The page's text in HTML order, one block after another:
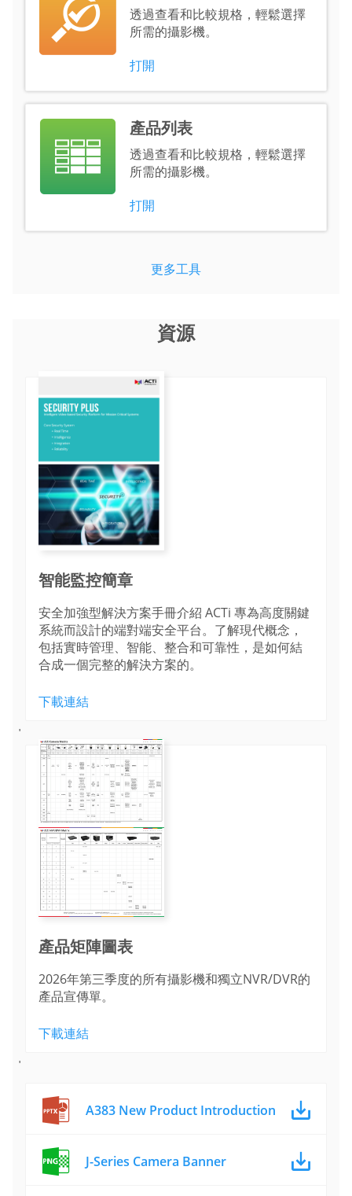
透過查看和比較規格，輕鬆選擇
所需的攝影機。
打開
產品列表
透過查看和比較規格，輕鬆選擇
所需的攝影機。
打開
更多工具
資源
智能監控簡章
安全加強型解決方案手冊介紹 ACTi 專為高度關鍵
系統而設計的端對端安全平台。了解現代概念，
包括實時管理、智能、整合和可靠性，是如何結
合成一個完整的解決方案的。
下載連結
'
產品矩陣圖表
2026年第三季度的所有攝影機和獨立NVR/DVR的
產品宣傳單。
下載連結
'
A383 New Product Introduction
J-Series Camera Banner